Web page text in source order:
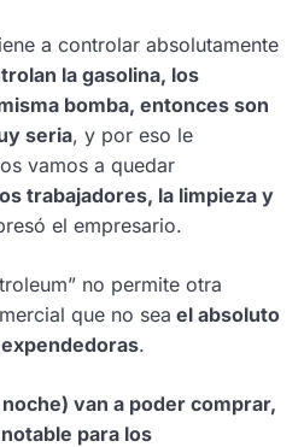
a controlar absolutamente
la gasolina, los
bomba, entonces son
seria, y por eso le
vamos a quedar
trabajadores, la limpieza y
el empresario.
no permite otra
que no sea el absoluto
.
van a poder comprar,
para los